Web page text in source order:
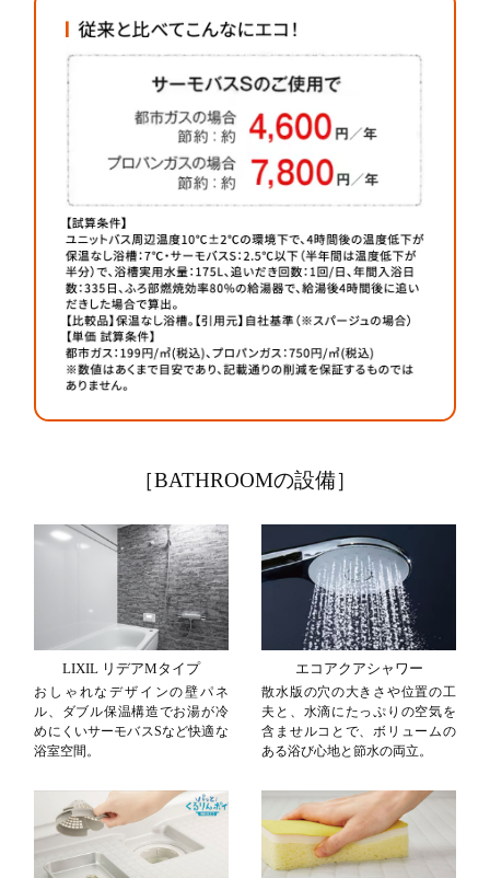
［BATHROOMの設備］
LIXIL リデアMタイプ
おしゃれなデザインの壁パネ
ル、ダブル保温構造でお湯が冷
めにくいサーモバスSなど快適な
浴室空間。
エコアクアシャワー
散水版の穴の大きさや位置の工
夫と、水滴にたっぷりの空気を
含ませルコとで、ボリュームの
ある浴び心地と節水の両立。